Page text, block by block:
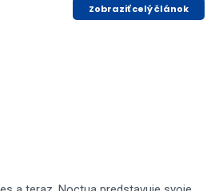
Zobraziť celý článok